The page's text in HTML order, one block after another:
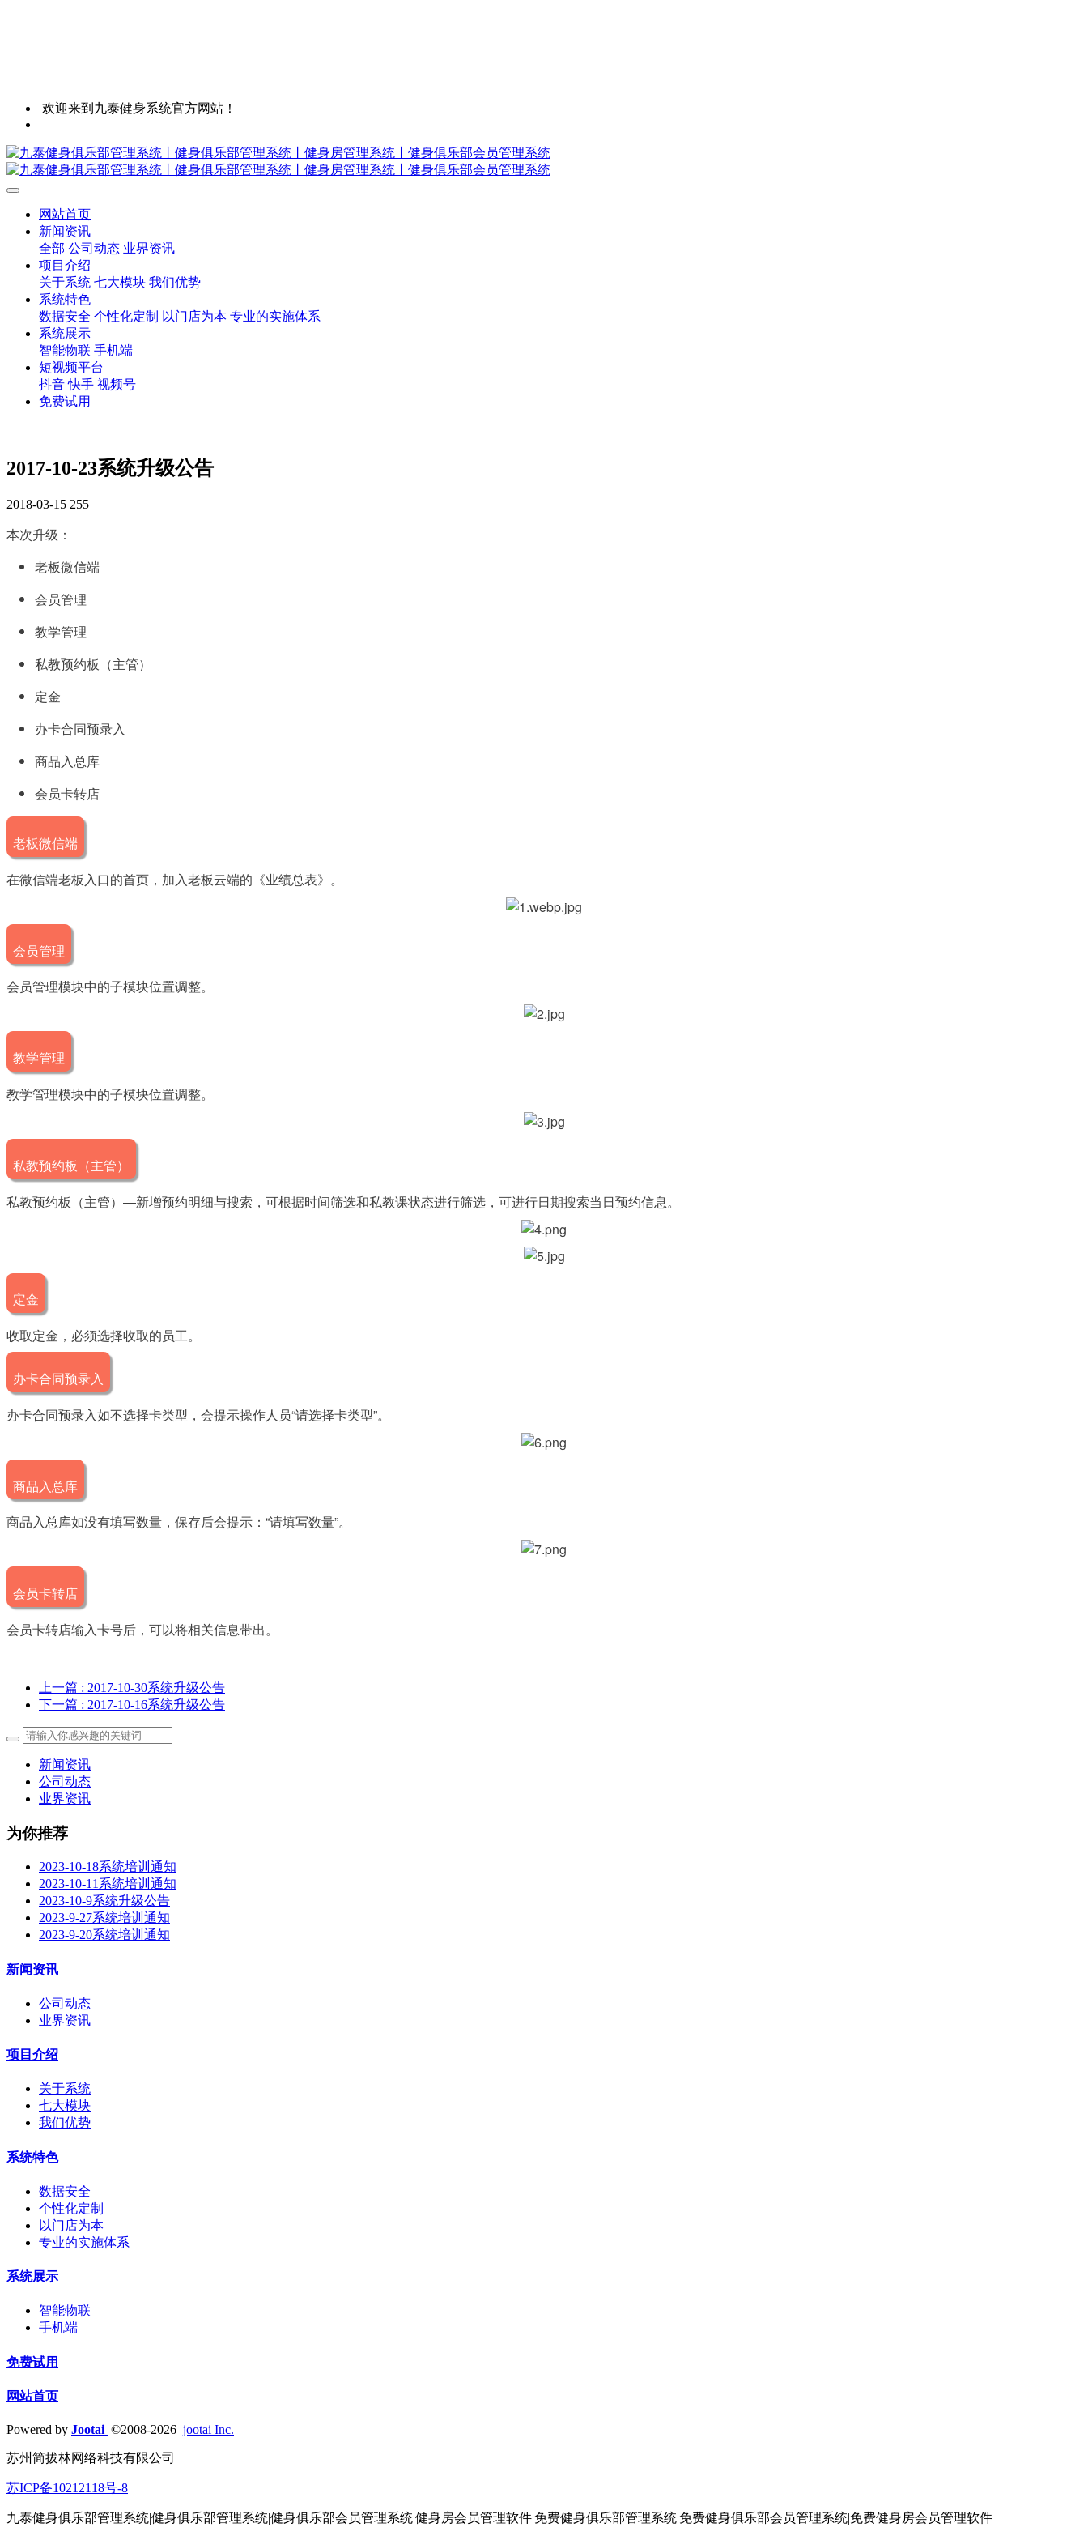
欢迎来到九泰健身系统官方网站！
网站首页
新闻资讯
全部 公司动态 业界资讯
项目介绍
关于系统 七大模块 我们优势
系统特色
数据安全 个性化定制 以门店为本 专业的实施体系
系统展示
智能物联 手机端
短视频平台
抖音 快手 视频号
免费试用
2017-10-23系统升级公告
2018-03-15 255
本次升级：
老板微信端
会员管理
教学管理
私教预约板（主管）
定金
办卡合同预录入
商品入总库
会员卡转店
老板微信端
在微信端老板入口的首页，加入老板云端的《业绩总表》。
会员管理
会员管理模块中的子模块位置调整。
教学管理
教学管理模块中的子模块位置调整。
私教预约板（主管）
私教预约板（主管）—新增预约明细与搜索，可根据时间筛选和私教课状态进行筛选，可进行日期搜索当日预约信息。
定金
收取定金，必须选择收取的员工。
办卡合同预录入
办卡合同预录入如不选择卡类型，会提示操作人员“请选择卡类型”。
商品入总库
商品入总库如没有填写数量，保存后会提示：“请填写数量”。
会员卡转店
会员卡转店输入卡号后，可以将相关信息带出。
上一篇 : 2017-10-30系统升级公告
下一篇 : 2017-10-16系统升级公告
新闻资讯
公司动态
业界资讯
为你推荐
2023-10-18系统培训通知
2023-10-11系统培训通知
2023-10-9系统升级公告
2023-9-27系统培训通知
2023-9-20系统培训通知
新闻资讯
公司动态
业界资讯
项目介绍
关于系统
七大模块
我们优势
系统特色
数据安全
个性化定制
以门店为本
专业的实施体系
系统展示
智能物联
手机端
免费试用
网站首页
Powered by Jootai ©2008-2026 jootai Inc.
苏州简拔林网络科技有限公司
苏ICP备10212118号-8
九泰健身俱乐部管理系统|健身俱乐部管理系统|健身俱乐部会员管理系统|健身房会员管理软件|免费健身俱乐部管理系统|免费健身俱乐部会员管理系统|免费健身房会员管理软件